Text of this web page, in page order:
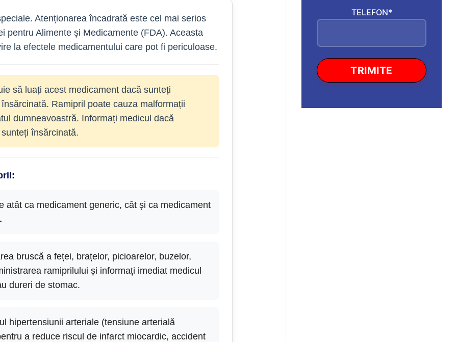
Atenționarea încadrată este cel mai serios
pentru Alimente și Medicamente (FDA). Aceasta
la efectele medicamentului care pot fi periculoase.
să luați acest medicament dacă sunteți
Ramipril poate cauza malformații
dumneavoastră. Informați medicul dacă
însărcinată.
atât ca medicament generic, cât și ca medicament
bruscă a feței, brațelor, picioarelor, buzelor,
ramiprilului și informați imediat medicul
dureri de stomac.
hipertensiunii arteriale (tensiune arterială
a reduce riscul de infarct miocardic, accident
TELEFON*